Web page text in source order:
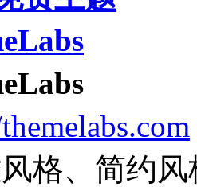
格、简约风